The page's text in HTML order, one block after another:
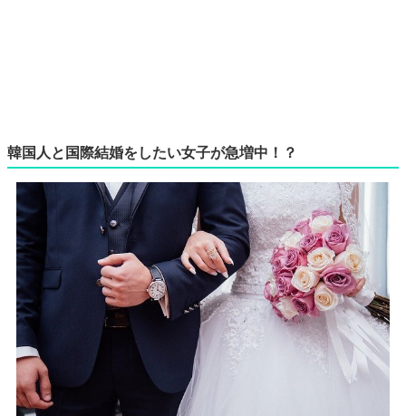
韓国人と国際結婚をしたい女子が急増中！？